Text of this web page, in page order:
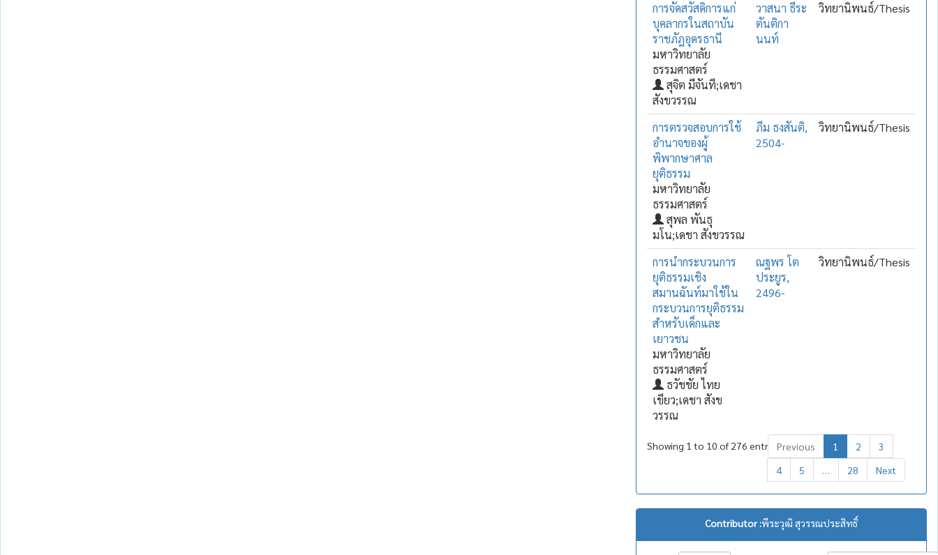
การจัดสวัสดิการแก่
บุคลากรในสถาบัน
ราชภัฎอุดรธานี
มหาวิทยาลัย
ธรรมศาสตร์
สุจิต มีจันที;เดชา
สังขวรรณ
วาสนา ธีระ
ตันติกา
นนท์
วิทยานิพนธ์/Thesis
การตรวจสอบการใช้
อำนาจของผู้
พิพากษาศาล
ยุติธรรม
มหาวิทยาลัย
ธรรมศาสตร์
สุพล พันธุ
มโน;เดชา สังขวรรณ
ภีม ธงสันติ,
2504-
วิทยานิพนธ์/Thesis
การนำกระบวนการ
ยุติธรรมเชิง
สมานฉันท์มาใช้ใน
กระบวนการยุติธรรม
สำหรับเด็กและ
เยาวชน
มหาวิทยาลัย
ธรรมศาสตร์
ธวัชชัย ไทย
เขียว;เดชา สังข
วรรณ
ณฐพร โต
ประยูร,
2496-
วิทยานิพนธ์/Thesis
Showing 1 to 10 of 276 entriesPrevious 1 2
3
4
5 … 28 Next
Contributor :พีระวุฒิ สุวรรณประสิทธิ์